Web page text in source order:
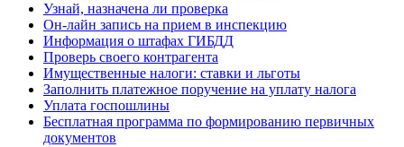
Узнай, назначена ли проверка
Он-лайн запись на прием в инспекцию
Информация о штафах ГИБДД
Проверь своего контрагента
Имущественные налоги: ставки и льготы
Заполнить платежное поручение на уплату налога
Уплата госпошлины
Бесплатная программа по формированию первичных
документов